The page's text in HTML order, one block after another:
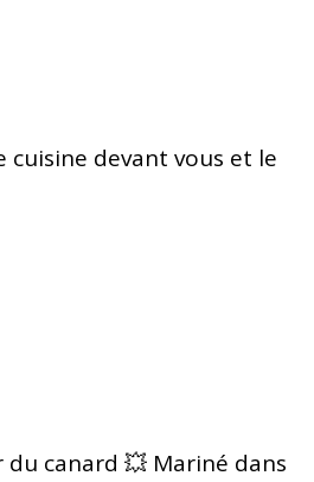
cuisine devant vous et le
canard 💥 Mariné dans